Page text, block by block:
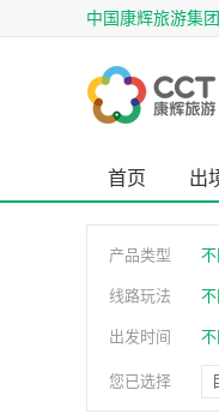
中国康辉旅游集
首页 出
产品类型 不
线路玩法 不
出发时间 不
您已选择